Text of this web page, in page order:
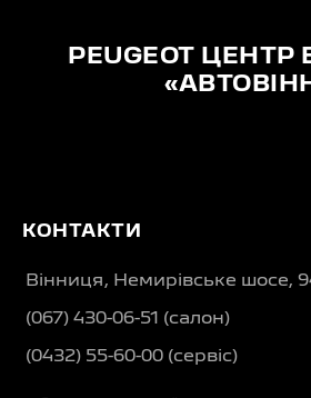
PEUGEOT ЦЕНТР
КОНТАКТИ
Вінниця, Немирівське шосе,
(067) 430-06-51 (салон)
(0432) 55-60-00 (сервіс)